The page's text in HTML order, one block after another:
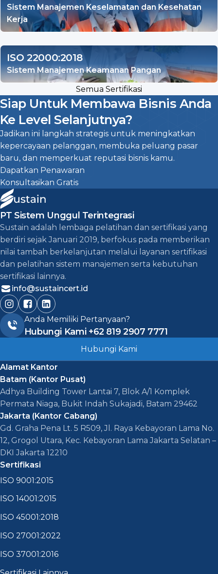
Sistem Manajemen Keselamatan dan Kesehatan
Kerja
ISO 22000:2018
Sistem Manajemen Keamanan Pangan
Semua Sertifikasi
Siap Untuk Membawa Bisnis Anda
Ke Level Selanjutnya?
Jadikan ini langkah strategis untuk meningkatkan
kepercayaan pelanggan, membuka peluang pasar
baru, dan memperkuat reputasi bisnis kamu.
Dapatkan Penawaran
Konsultasikan Gratis
PT Sistem Unggul Terintegrasi
Sustain adalah lembaga pelatihan dan sertifikasi yang
berdiri sejak Januari 2019, berfokus pada memberikan
nilai tambah berkelanjutan melalui layanan sertifikasi
dan pelatihan sistem manajemen serta kebutuhan
sertifikasi lainnya.
info@sustaincert.id
Anda Memiliki Pertanyaan?
Hubungi Kami +62 819 2907 7771
Hubungi Kami
Alamat Kantor
Batam (Kantor Pusat)
Adhya Building Tower Lantai 7, Blok A/1 Komplek
Permata Niaga, Bukit Indah Sukajadi, Batam 29462
Jakarta (Kantor Cabang)
Gd. Graha Pena Lt. 5 R509, Jl. Raya Kebayoran Lama No.
12, Grogol Utara, Kec. Kebayoran Lama Jakarta Selatan –
DKI Jakarta 12210
Sertifikasi
ISO 9001:2015
ISO 14001:2015
ISO 45001:2018
ISO 27001:2022
ISO 37001:2016